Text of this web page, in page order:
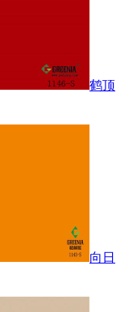
鹤顶
向日